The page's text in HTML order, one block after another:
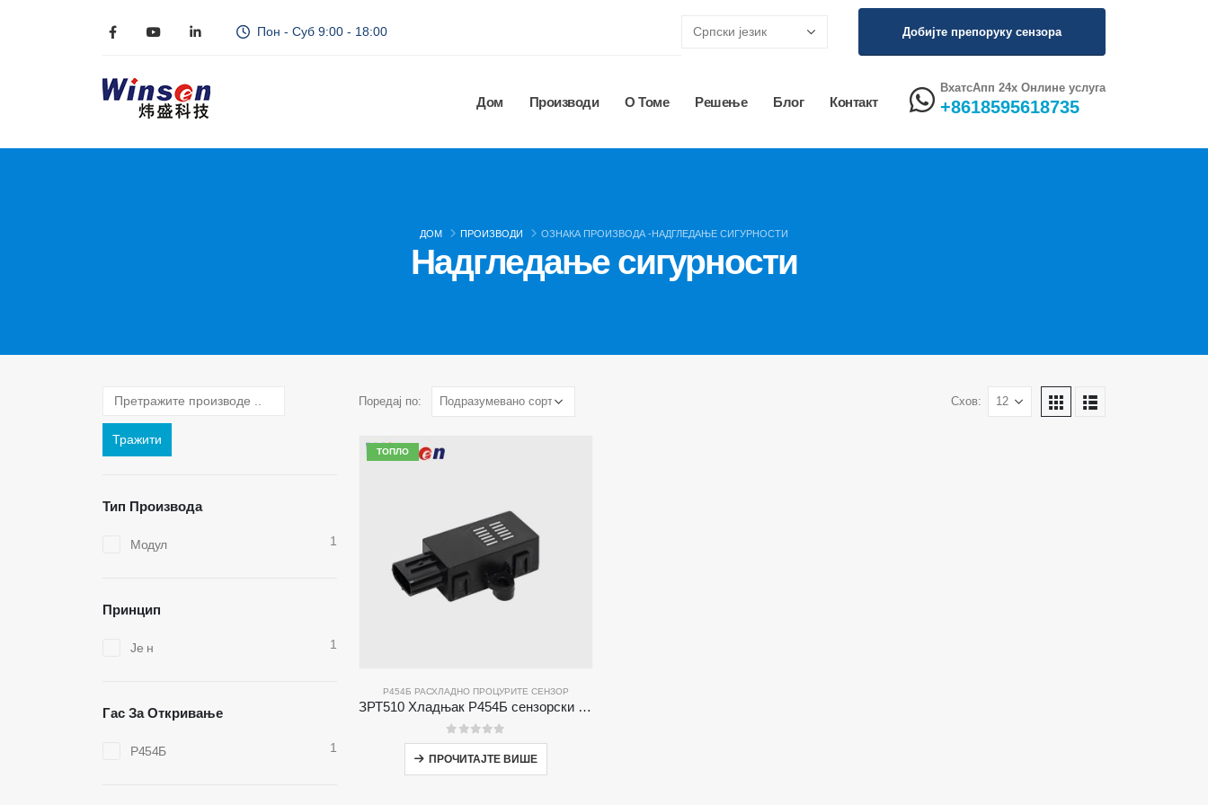
Пон - Суб 9:00 - 18:00 Добијте препоруку сензора
Дом Производи О Томе Решење Блог Контакт
ВхатсАпп 24х Онлине услуга
+8618595618735
ДОМ ПРОИЗВОДИ ОЗНАКА ПРОИЗВОДА -НАДГЛЕДАЊЕ СИГУРНОСТИ
Надгледање сигурности
Поредај по: Схов:
ТОПЛО
Р454Б РАСХЛАДНО ПРОЦУРИТЕ СЕНЗОР
ЗРТ510 Хладњак Р454Б сензорски модул - високи перформанси Ндир расхладни сензор
0од 5
ПРОЧИТАЈТЕ ВИШЕ
Тражити
Тип Производа
Модул 1
Принцип
Је н 1
Гас За Откривање
Р454Б 1